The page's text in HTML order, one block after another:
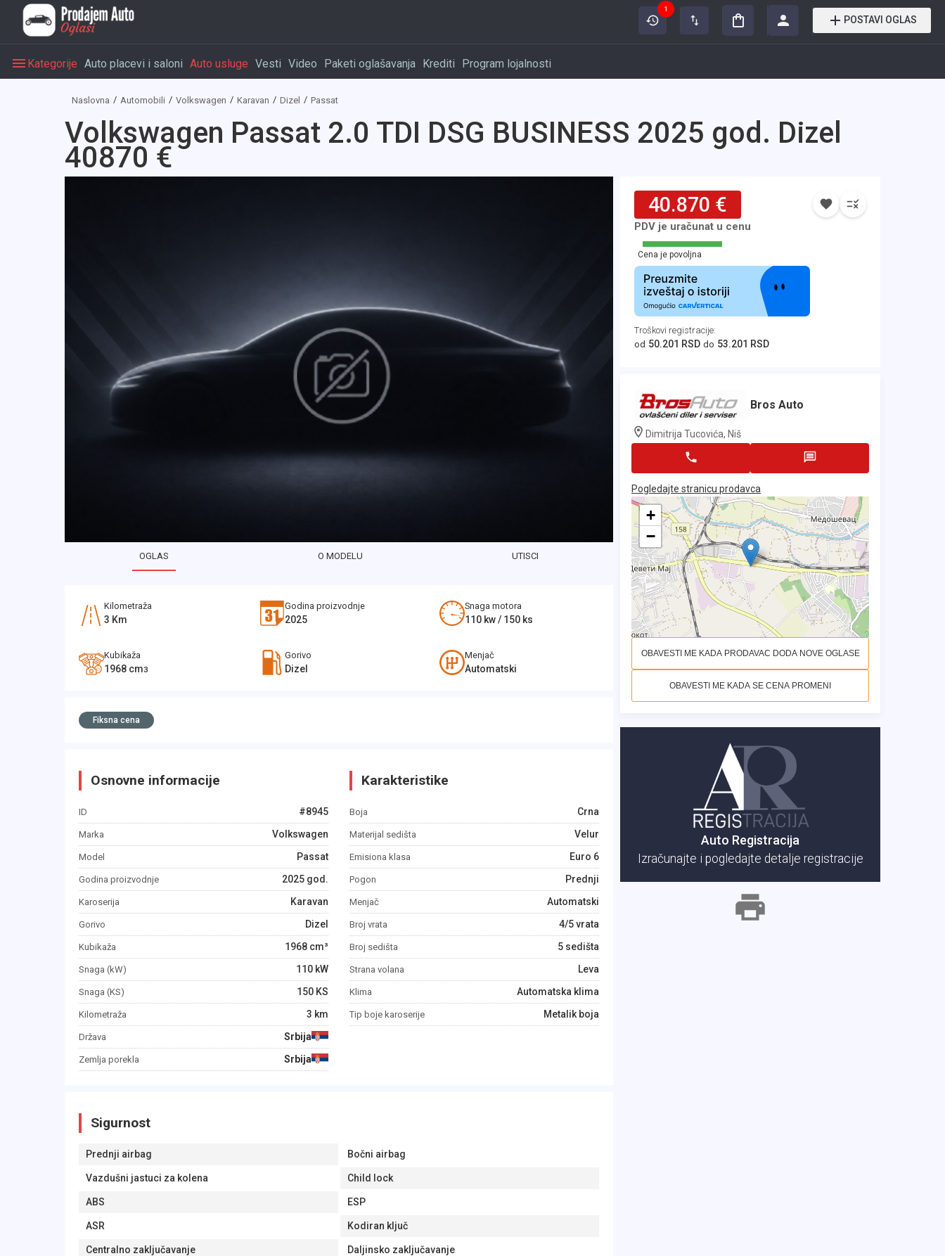
1
POSTAVI OGLAS
Kategorije Auto placevi i saloni Auto usluge Vesti Video Paketi oglašavanja Krediti Program lojalnosti
Naslovna Automobili Volkswagen Karavan Dizel Passat
Volkswagen Passat 2.0 TDI DSG BUSINESS 2025 god. Dizel
40870 €
OGLAS O MODELU UTISCI
Kilometraža
3 Km
Godina proizvodnje
2025
Snaga motora
110 kw / 150 ks
Kubikaža
1968 cm3
Gorivo
Dizel
Menjač
Automatski
Fiksna cena
Osnovne informacije
ID #8945
Marka Volkswagen
Model Passat
Godina proizvodnje 2025 god.
Karoserija Karavan
Gorivo Dizel
Kubikaža 1968 cm³
Snaga (kW) 110 kW
Snaga (KS) 150 KS
Kilometraža 3 km
Država Srbija
Zemlja porekla Srbija
Karakteristike
Boja Crna
Materijal sedišta Velur
Emisiona klasa Euro 6
Pogon Prednji
Menjač Automatski
Broj vrata 4/5 vrata
Broj sedišta 5 sedišta
Strana volana Leva
Klima Automatska klima
Tip boje karoserije Metalik boja
Sigurnost
Prednji airbag Bočni airbag
Vazdušni jastuci za kolena Child lock
ABS ESP
ASR Kodiran ključ
Centralno zaključavanje Daljinsko zaključavanje
40.870 €
PDV je uračunat u cenu
Cena je povoljna
Troškovi registracije:
od 50.201 RSD do 53.201 RSD
Bros Auto
Dimitrija Tucovića, Niš
Pogledajte stranicu prodavca
+
−
OBAVESTI ME KADA PRODAVAC DODA NOVE OGLASE
OBAVESTI ME KADA SE CENA PROMENI
Auto Registracija
Izračunajte i pogledajte detalje registracije